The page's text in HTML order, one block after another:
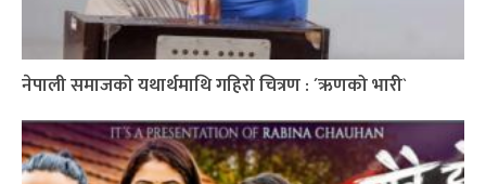
नेपाली समाजको यथार्थमाथि गहिरो चित्रण : ´ऋणको भारी`